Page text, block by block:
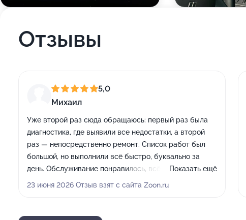
Отзывы
5,0
Михаил
Уже второй раз сюда обращаюсь: первый раз была
диагностика, где выявили все недостатки, а второй
раз — непосредственно ремонт. Список работ был
большой, но выполнили всё быстро, буквально за
день. Обслуживание понравилось, всё объясняли
вежливо и доступно, предоставили полный отчет по
Показать ещё
23 июня 2026 Отзыв взят с сайта Zoon.ru